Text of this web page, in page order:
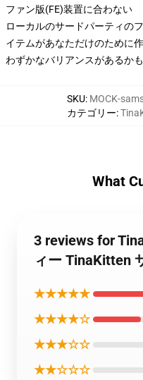
ファン版(FE)装置に合わない
ローカルのサードパーティの
イテムがあなただけのために
わずかなバリアンスがあるか
SKU: MOCK-
カテゴリー:
What
3 reviews for
ィー TinaKitten
★★★★★
★★★★☆
★★★☆☆
★★☆☆☆